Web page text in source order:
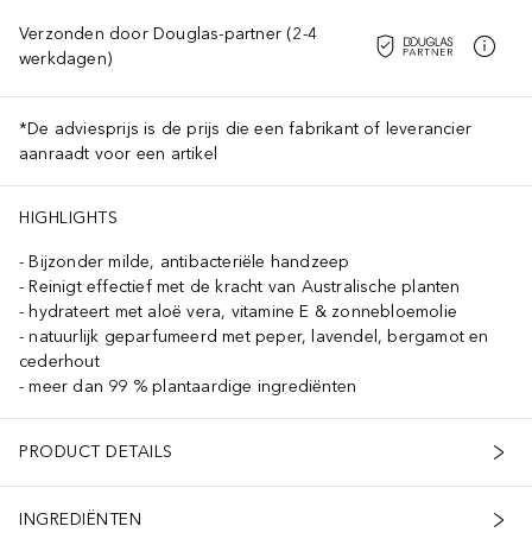
Verzonden door Douglas-partner (2-4
werkdagen)
*De adviesprijs is de prijs die een fabrikant of leverancier
aanraadt voor een artikel
HIGHLIGHTS
Bijzonder milde, antibacteriële handzeep
Reinigt effectief met de kracht van Australische planten
hydrateert met aloë vera, vitamine E & zonnebloemolie
natuurlijk geparfumeerd met peper, lavendel, bergamot en
cederhout
meer dan 99 % plantaardige ingrediënten
PRODUCT DETAILS
INGREDIËNTEN